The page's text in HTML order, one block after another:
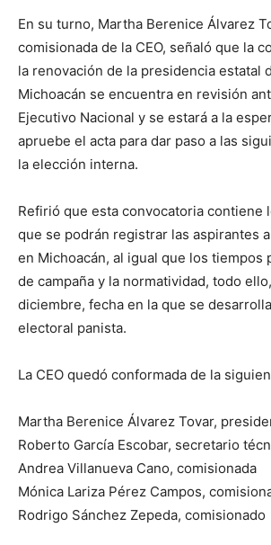
En su turno, Martha Berenice Álvarez
comisionada de la CEO, señaló que la
la renovación de la presidencia estatal
Michoacán se encuentra en revisión
Ejecutivo Nacional y se estará a la
apruebe el acta para dar paso a las
la elección interna.
Refirió que esta convocatoria contiene
que se podrán registrar las aspirantes
en Michoacán, al igual que los tiempos
de campaña y la normatividad, todo
diciembre, fecha en la que se
electoral panista.
La CEO quedó conformada de la
Martha Berenice Álvarez Tovar,
Roberto García Escobar, secretario
Andrea Villanueva Cano, comisionada
Mónica Lariza Pérez Campos,
Rodrigo Sánchez Zepeda, comisionado